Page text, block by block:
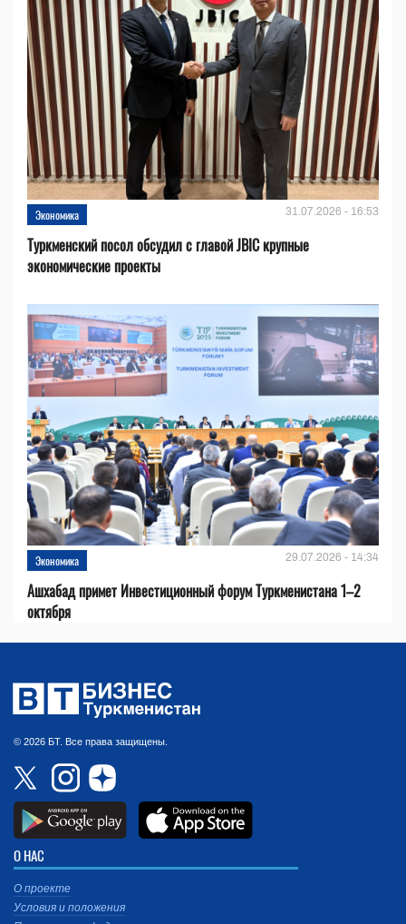
Экономика 31.07.2026 - 16:53
Туркменский посол обсудил с главой JBIC крупные
экономические проекты
Экономика 29.07.2026 - 14:34
Ашхабад примет Инвестиционный форум Туркменистана 1–2
октября
© 2026 БТ. Все права защищены.
О НАС
О проекте
Условия и положения